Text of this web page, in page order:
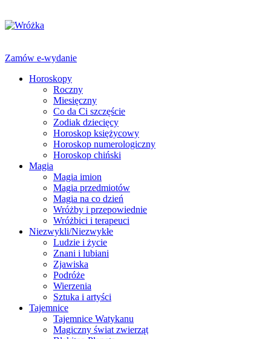
Zamów e-wydanie
Horoskopy
Roczny
Miesięczny
Co da Ci szczęście
Zodiak dziecięcy
Horoskop księżycowy
Horoskop numerologiczny
Horoskop chiński
Magia
Magia imion
Magia przedmiotów
Magia na co dzień
Wróżby i przepowiednie
Wróżbici i terapeuci
Niezwykli/Niezwykłe
Ludzie i życie
Znani i lubiani
Zjawiska
Podróże
Wierzenia
Sztuka i artyści
Tajemnice
Tajemnice Watykanu
Magiczny świat zwierząt